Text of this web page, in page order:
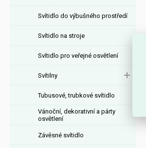
Svítidlo do výbušného prostředí
Svítidlo na stroje
Svítidlo pro veřejné osvětlení
Svítilny
Tubusové, trubkové svítidlo
Vánoční, dekorativní a párty
osvětlení
Závěsné svítidlo